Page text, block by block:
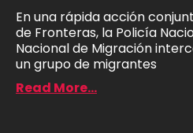
En una rápida acción
de Fronteras, la Policía
Nacional de Migración
un grupo de migrantes
Read More...